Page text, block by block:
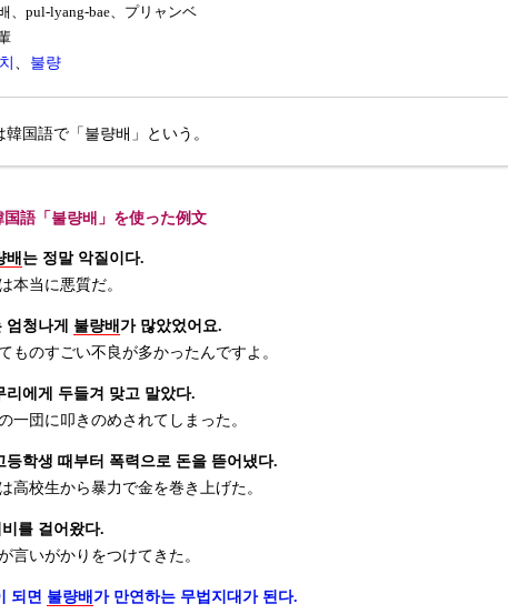
、pul-lyang-bae、プリャンベ
、 불량
韓国語で「불량배」という。
国語「불량배」を使った例文
배 는 정말 악질이다.
本当に悪質だ。
엄청나게 불량배 가 많았었어요.
ものすごい不良が多かったんですよ。
리에게 두들겨 맞고 말았다.
一団に叩きのめされてしまった。
등학생 때부터 폭력으로 돈을 뜯어냈다.
高校生から暴力で金を巻き上げた。
를 걸어왔다.
言いがかりをつけてきた。
되면 불량배 가 만연하는 무법지대가 된다.